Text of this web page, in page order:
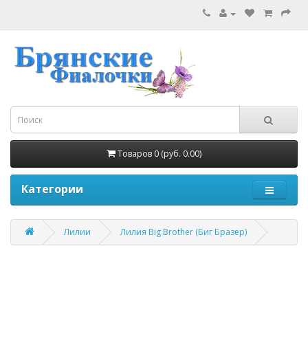
Товаров 0 (руб. 0.00)
Категории
Лилии Лилия Big Brother (Биг Бразер)